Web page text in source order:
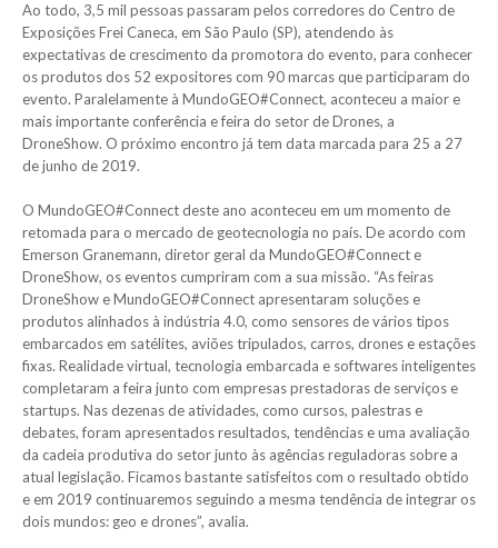
Ao todo, 3,5 mil pessoas passaram pelos corredores do Centro de
Exposições Frei Caneca, em São Paulo (SP), atendendo às
expectativas de crescimento da promotora do evento, para conhecer
os produtos dos 52 expositores com 90 marcas que participaram do
evento. Paralelamente à MundoGEO#Connect, aconteceu a maior e
mais importante conferência e feira do setor de Drones, a
DroneShow. O próximo encontro já tem data marcada para 25 a 27
de junho de 2019.
O MundoGEO#Connect deste ano aconteceu em um momento de
retomada para o mercado de geotecnologia no país. De acordo com
Emerson Granemann, diretor geral da MundoGEO#Connect e
DroneShow, os eventos cumpriram com a sua missão. “As feiras
DroneShow e MundoGEO#Connect apresentaram soluções e
produtos alinhados à indústria 4.0, como sensores de vários tipos
embarcados em satélites, aviões tripulados, carros, drones e estações
fixas. Realidade virtual, tecnologia embarcada e softwares inteligentes
completaram a feira junto com empresas prestadoras de serviços e
startups. Nas dezenas de atividades, como cursos, palestras e
debates, foram apresentados resultados, tendências e uma avaliação
da cadeia produtiva do setor junto às agências reguladoras sobre a
atual legislação. Ficamos bastante satisfeitos com o resultado obtido
e em 2019 continuaremos seguindo a mesma tendência de integrar os
dois mundos: geo e drones”, avalia.